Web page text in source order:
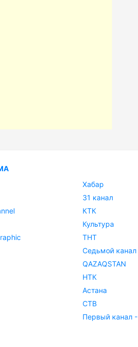
Хабар
31 канал
КТК
Культура
ТНТ
Седьмой канал
QAZAQSTAN
НТК
Астана
СТВ
Первый канал